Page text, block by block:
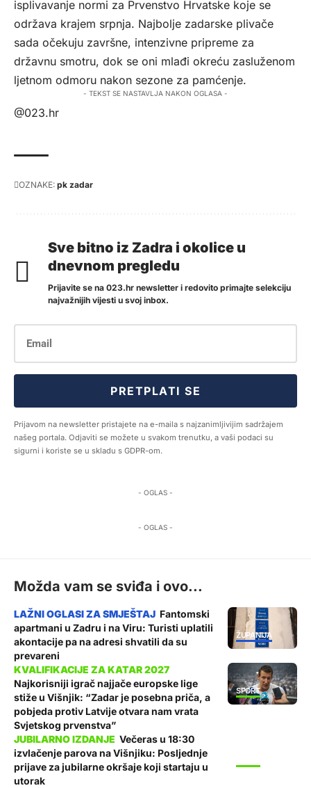
isplivavanje normi za Prvenstvo Hrvatske koje se
održava krajem srpnja. Najbolje zadarske plivače
sada očekuju završne, intenzivne pripreme za
državnu smotru, dok se oni mlađi okreću zasluženom
ljetnom odmoru nakon sezone za pamćenje.
- TEKST SE NASTAVLJA NAKON OGLASA -
@023.hr
OZNAKE: pk zadar
Sve bitno iz Zadra i okolice u
dnevnom pregledu
Prijavite se na 023.hr newsletter i redovito primajte selekciju
najvažnijih vijesti u svoj inbox.
PRETPLATI SE
Prijavom na newsletter pristajete na e-maila s najzanimljivijim sadržajem
našeg portala. Odjaviti se možete u svakom trenutku, a vaši podaci su
sigurni i koriste se u skladu s GDPR-om.
- OGLAS -
- OGLAS -
Možda vam se sviđa i ovo...
ŽUPANIJA
Fantomski
apartmani u Zadru i na Viru: Turisti uplatili
akontacije pa na adresi shvatili da su
prevareni
SPORT
Najkorisniji igrač najjače europske lige
stiže u Višnjik: “Zadar je posebna priča, a
pobjeda protiv Latvije otvara nam vrata
Svjetskog prvenstva”
Večeras u 18:30
izvlačenje parova na Višnjiku: Posljednje
prijave za jubilarne okršaje koji startaju u
utorak